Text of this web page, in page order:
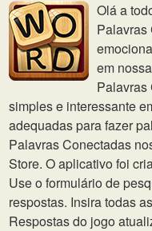
Olá a
Palavras
em
Palavras
simples e interessante
adequadas para fazer
Palavras Conectadas
Store. O aplicativo foi
Use o formulário de
respostas. Insira todas
Respostas do jogo